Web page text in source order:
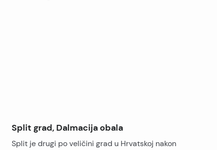
Split grad, Dalmacija obala
Split je drugi po veličini grad u Hrvatskoj nakon